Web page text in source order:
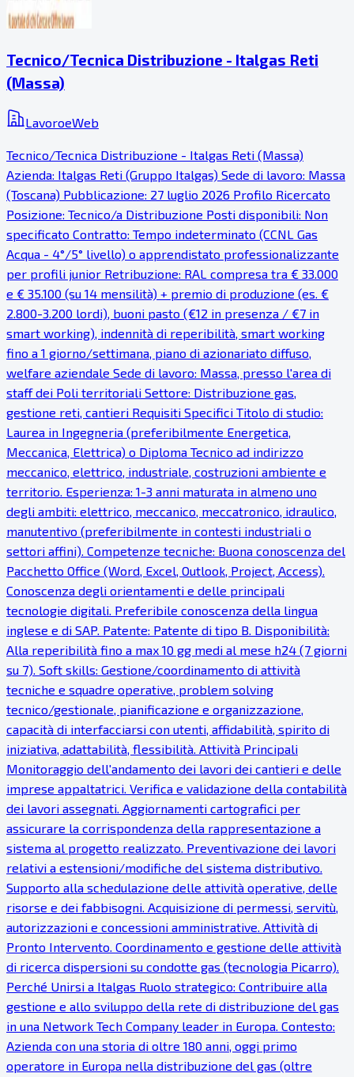
Tecnico/Tecnica Distribuzione - Italgas Reti
(Massa)
LavoroeWeb
Tecnico/Tecnica Distribuzione - Italgas Reti (Massa)
Azienda: Italgas Reti (Gruppo Italgas) Sede di lavoro: Massa
(Toscana) Pubblicazione: 27 luglio 2026 Profilo Ricercato
Posizione: Tecnico/a Distribuzione Posti disponibili: Non
specificato Contratto: Tempo indeterminato (CCNL Gas
Acqua - 4°/5° livello) o apprendistato professionalizzante
per profili junior Retribuzione: RAL compresa tra € 33.000
e € 35.100 (su 14 mensilità) + premio di produzione (es. €
2.800-3.200 lordi), buoni pasto (€12 in presenza / €7 in
smart working), indennità di reperibilità, smart working
fino a 1 giorno/settimana, piano di azionariato diffuso,
welfare aziendale Sede di lavoro: Massa, presso l'area di
staff dei Poli territoriali Settore: Distribuzione gas,
gestione reti, cantieri Requisiti Specifici Titolo di studio:
Laurea in Ingegneria (preferibilmente Energetica,
Meccanica, Elettrica) o Diploma Tecnico ad indirizzo
meccanico, elettrico, industriale, costruzioni ambiente e
territorio. Esperienza: 1-3 anni maturata in almeno uno
degli ambiti: elettrico, meccanico, meccatronico, idraulico,
manutentivo (preferibilmente in contesti industriali o
settori affini). Competenze tecniche: Buona conoscenza del
Pacchetto Office (Word, Excel, Outlook, Project, Access).
Conoscenza degli orientamenti e delle principali
tecnologie digitali. Preferibile conoscenza della lingua
inglese e di SAP. Patente: Patente di tipo B. Disponibilità:
Alla reperibilità fino a max 10 gg medi al mese h24 (7 giorni
su 7). Soft skills: Gestione/coordinamento di attività
tecniche e squadre operative, problem solving
tecnico/gestionale, pianificazione e organizzazione,
capacità di interfacciarsi con utenti, affidabilità, spirito di
iniziativa, adattabilità, flessibilità. Attività Principali
Monitoraggio dell'andamento dei lavori dei cantieri e delle
imprese appaltatrici. Verifica e validazione della contabilità
dei lavori assegnati. Aggiornamenti cartografici per
assicurare la corrispondenza della rappresentazione a
sistema al progetto realizzato. Preventivazione dei lavori
relativi a estensioni/modifiche del sistema distributivo.
Supporto alla schedulazione delle attività operative, delle
risorse e dei fabbisogni. Acquisizione di permessi, servitù,
autorizzazioni e concessioni amministrative. Attività di
Pronto Intervento. Coordinamento e gestione delle attività
di ricerca dispersioni su condotte gas (tecnologia Picarro).
Perché Unirsi a Italgas Ruolo strategico: Contribuire alla
gestione e allo sviluppo della rete di distribuzione del gas
in una Network Tech Company leader in Europa. Contesto:
Azienda con una storia di oltre 180 anni, oggi primo
operatore in Europa nella distribuzione del gas (oltre